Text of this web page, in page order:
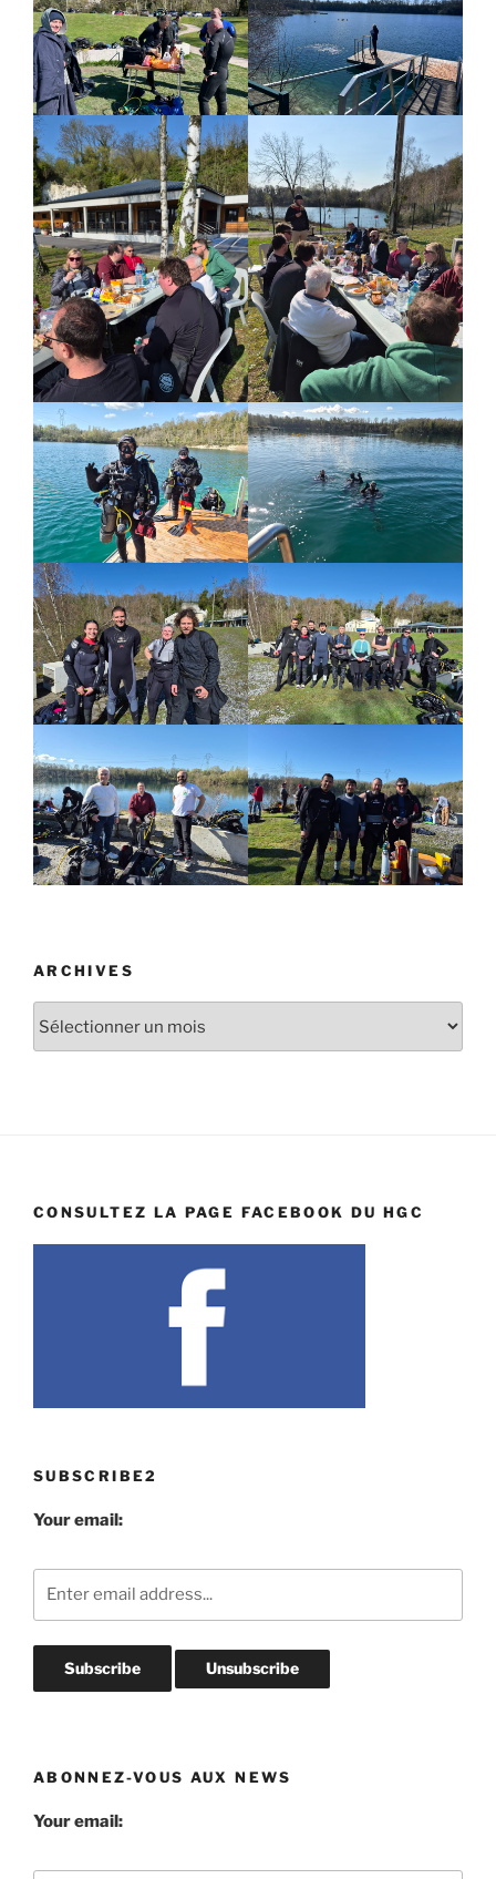
ARCHIVES
CONSULTEZ LA PAGE FACEBOOK DU HGC
SUBSCRIBE2
Your email:
ABONNEZ-VOUS AUX NEWS
Your email: